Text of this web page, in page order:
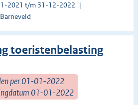
2021 t/m 31-12-2022
toeristenbelasting
per 01-01-2022
01-01-2022